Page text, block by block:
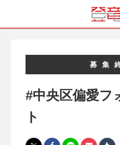
募集
#中央区偏愛フ
ト